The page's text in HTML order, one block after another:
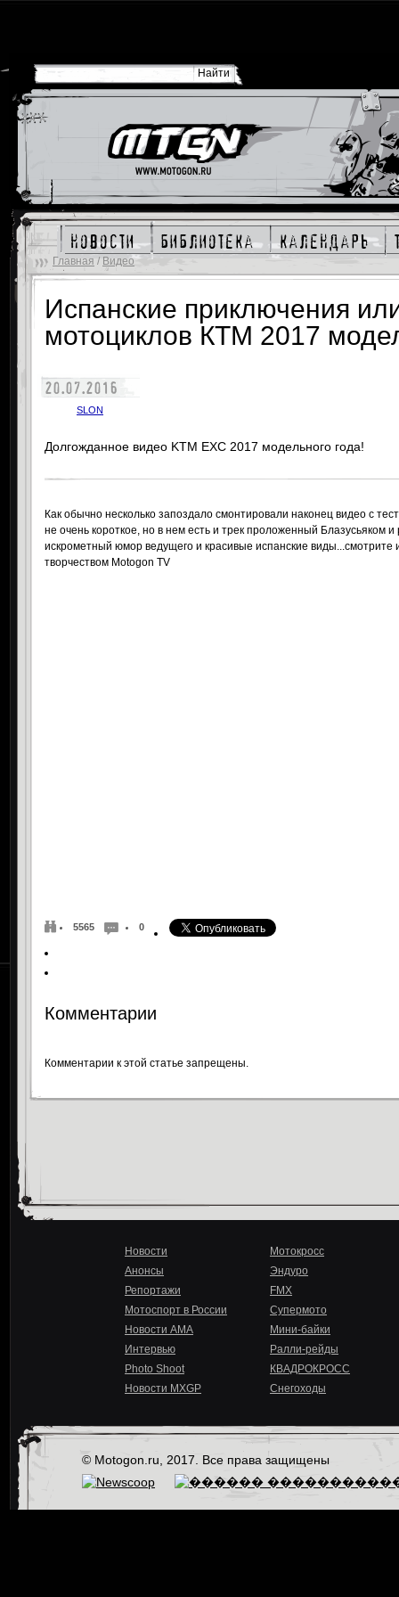
новости библиотека календарь
Главная / Видео
Испанские приключения
мотоциклов КТМ 2017
20.07.2016
SLON
Долгожданное видео KTM EXC 2017 модельного года!
Как обычно несколько запоздало смонтировали наконец видео с
не очень короткое, но в нем есть и трек проложенный Блазусьяком и
искрометный юмор ведущего и красивые испанские
творчеством Motogon TV
5565 0
Комментарии
Комментарии к этой статье запрещены.
Новости
Анонсы
Репортажи
Мотоспорт в России
Новости AMA
Интервью
Photo Shoot
Новости MXGP
Мотокросс
Эндуро
FMX
Супермото
Мини-байки
Ралли-рейды
КВАДРОКРОСС
Снегоходы
© Motogon.ru, 2017. Все права защищены